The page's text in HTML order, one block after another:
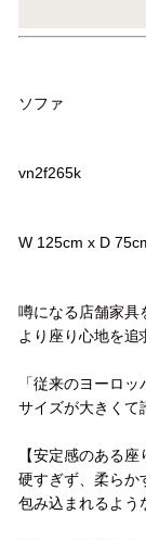
ソファ
vn2f265k
W 125cm x D
噂になる店舗家具
より座り心地を追
「従来のヨーロッ
サイズが大きくて
【安定感のある座
硬すぎず、柔らか
包み込まれるよう